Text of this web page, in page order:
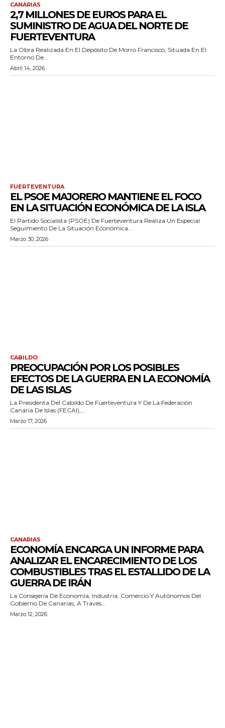
CANARIAS
2,7 MILLONES DE EUROS PARA EL
SUMINISTRO DE AGUA DEL NORTE DE
FUERTEVENTURA
La Obra Realizada En El Depósito De Morro Francisco, Situada En El
Entorno De...
Abril 14, 2026
FUERTEVENTURA
EL PSOE MAJORERO MANTIENE EL FOCO
EN LA SITUACIÓN ECONÓMICA DE LA ISLA
El Partido Socialista (PSOE) De Fuerteventura Realiza Un Especial
Seguimiento De La Situación Económica...
Marzo 30, 2026
CABILDO
PREOCUPACIÓN POR LOS POSIBLES
EFECTOS DE LA GUERRA EN LA ECONOMÍA
DE LAS ISLAS
La Presidenta Del Cabildo De Fuerteventura Y De La Federación
Canaria De Islas (FECAI),...
Marzo 17, 2026
CANARIAS
ECONOMÍA ENCARGA UN INFORME PARA
ANALIZAR EL ENCARECIMIENTO DE LOS
COMBUSTIBLES TRAS EL ESTALLIDO DE LA
GUERRA DE IRÁN
La Consejería De Economía, Industria, Comercio Y Autónomos Del
Gobierno De Canarias, A Través...
Marzo 12, 2026